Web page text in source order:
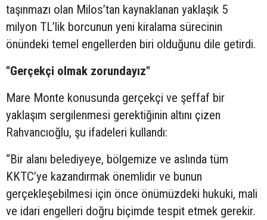
taşınmazı olan Milos’tan kaynaklanan yaklaşık 5
milyon TL’lik borcunun yeni kiralama sürecinin
önündeki temel engellerden biri olduğunu dile getirdi.
"Gerçekçi olmak zorundayız"
Mare Monte konusunda gerçekçi ve şeffaf bir
yaklaşım sergilenmesi gerektiğinin altını çizen
Rahvancıoğlu, şu ifadeleri kullandı:
“Bir alanı belediyeye, bölgemize ve aslında tüm
KKTC’ye kazandırmak önemlidir ve bunun
gerçekleşebilmesi için önce önümüzdeki hukuki, mali
ve idari engelleri doğru biçimde tespit etmek gerekir.